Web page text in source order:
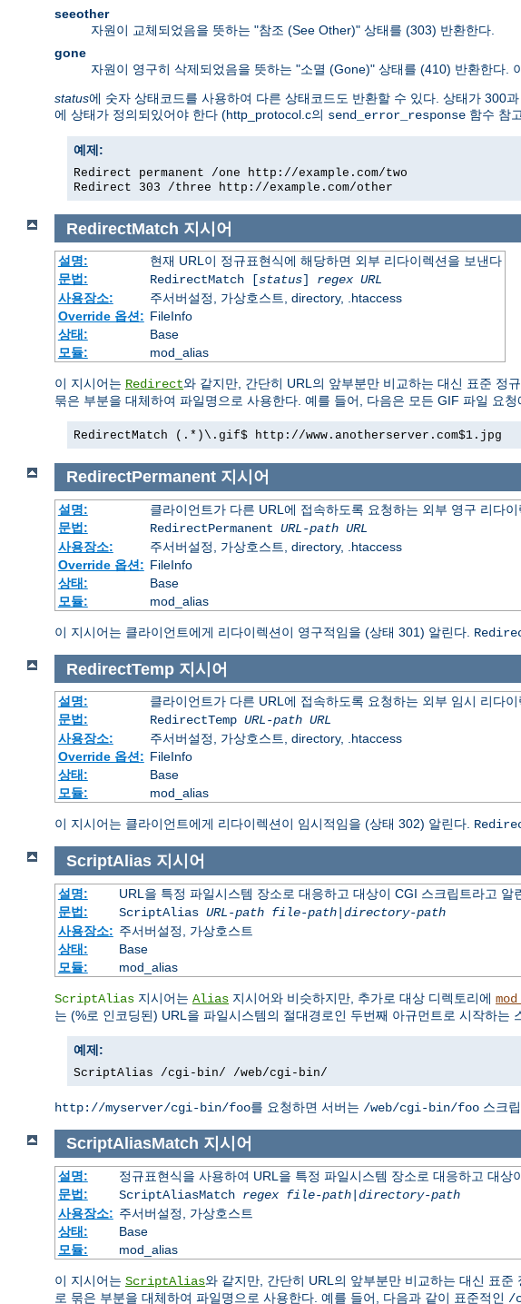
seeother
자원이 교체되었음을 뜻하는 "참조 (See Other)" 상태를 (303) 반환한다.
gone
자원이 영구히 삭제되었음을 뜻하는 "소멸 (Gone)" 상태를 (410) 반환한다.
status에 숫자 상태코드를 사용하여 다른 상태코드도 반환할 수 있다. 상태가 300
에 상태가 정의되있어야 한다 (http_protocol.c의 send_error_response 함수 참
예제:
Redirect permanent /one http://example.com/two
Redirect 303 /three http://example.com/other
RedirectMatch 지시어
설명:
현재 URL이 정규표현식에 해당하면 외부 리다이렉션을 보낸다
문법:
RedirectMatch [status] regex URL
사용장소:
주서버설정, 가상호스트, directory, .htaccess
Override 옵션: FileInfo
상태:
Base
모듈:
mod_alias
이 지시어는 Redirect와 같지만, 간단히 URL의 앞부분만 비교하는 대신 표준 정
묶은 부분을 대체하여 파일명으로 사용한다. 예를 들어, 다음은 모든 GIF 파일 요
RedirectMatch (.*)\.gif$ http://www.anotherserver.com$1.jpg
RedirectPermanent 지시어
설명:
클라이언트가 다른 URL에 접속하도록 요청하는 외부 영구 리다
문법:
RedirectPermanent URL-path URL
사용장소:
주서버설정, 가상호스트, directory, .htaccess
Override 옵션: FileInfo
상태:
Base
모듈:
mod_alias
이 지시어는 클라이언트에게 리다이렉션이 영구적임을 (상태 301) 알린다.
RedirectTemp 지시어
설명:
클라이언트가 다른 URL에 접속하도록 요청하는 외부 임시 리다
문법:
RedirectTemp URL-path URL
사용장소:
주서버설정, 가상호스트, directory, .htaccess
Override 옵션: FileInfo
상태:
Base
모듈:
mod_alias
이 지시어는 클라이언트에게 리다이렉션이 임시적임을 (상태 302) 알린다.
ScriptAlias 지시어
설명:
URL을 특정 파일시스템 장소로 대응하고 대상이 CGI 스크립트라고 알
문법:
ScriptAlias URL-path file-path|directory-path
사용장소: 주서버설정, 가상호스트
상태:
Base
모듈:
mod_alias
ScriptAlias 지시어는 Alias 지시어와 비슷하지만, 추가로 대상 디렉토리에
는 (%로 인코딩된) URL을 파일시스템의 절대경로인 두번째 아규먼트로 시작하는
예제:
ScriptAlias /cgi-bin/ /web/cgi-bin/
http://myserver/cgi-bin/foo를 요청하면 서버는 /web/cgi-bin/foo 스크
ScriptAliasMatch 지시어
설명:
정규표현식을 사용하여 URL을 특정 파일시스템 장소로 대응하고 대상
문법:
ScriptAliasMatch regex file-path| directory-path
사용장소: 주서버설정, 가상호스트
상태:
Base
모듈:
mod_alias
이 지시어는 ScriptAlias와 같지만, 간단히 URL의 앞부분만 비교하는 대신 표
로 묶은 부분을 대체하여 파일명으로 사용한다. 예를 들어, 다음과 같이 표준적인 /